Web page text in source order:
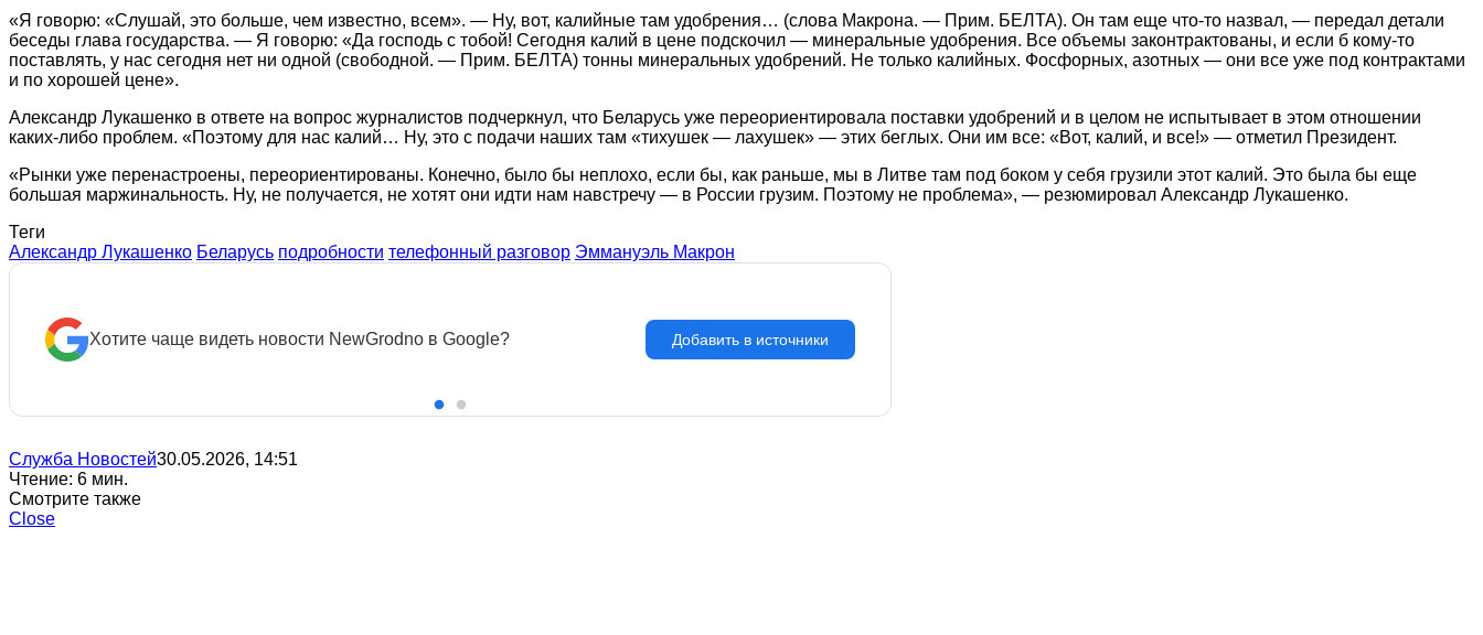
«Я говорю: «Слушай, это больше, чем известно, всем». — Ну, вот, калийные там удобрения… (слова Макрона. — Прим. БЕЛТА). Он там еще что-то назвал, — передал детали
беседы глава государства. — Я говорю: «Да господь с тобой! Сегодня калий в цене подскочил — минеральные удобрения. Все объемы законтрактованы, и если б кому-то
поставлять, у нас сегодня нет ни одной (свободной. — Прим. БЕЛТА) тонны минеральных удобрений. Не только калийных. Фосфорных, азотных — они все уже под контрактами
и по хорошей цене».
Александр Лукашенко в ответе на вопрос журналистов подчеркнул, что Беларусь уже переориентировала поставки удобрений и в целом не испытывает в этом отношении
каких-либо проблем. «Поэтому для нас калий… Ну, это с подачи наших там «тихушек — лахушек» — этих беглых. Они им все: «Вот, калий, и все!» — отметил Президент.
«Рынки уже перенастроены, переориентированы. Конечно, было бы неплохо, если бы, как раньше, мы в Литве там под боком у себя грузили этот калий. Это была бы еще
большая маржинальность. Ну, не получается, не хотят они идти нам навстречу — в России грузим. Поэтому не проблема», — резюмировал Александр Лукашенко.
Теги
Александр Лукашенко Беларусь подробности телефонный разговор Эммануэль Макрон
Хотите чаще видеть новости NewGrodno в Google? Добавить в источники
Служба Новостей30.05.2026, 14:51
Чтение: 6 мин.
Смотрите также
Close